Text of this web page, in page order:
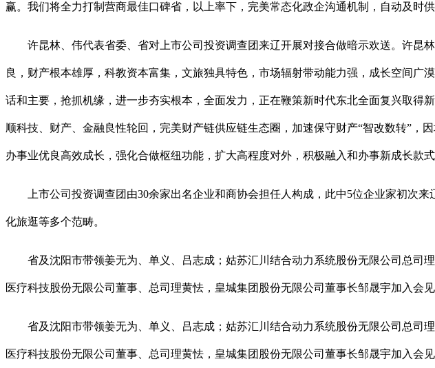
赢。我们将全力打制营商最佳口碑省，以上率下，完美常态化政企沟通机制，自动及时
许昆林、伟代表省委、省对上市公司投资调查团来辽开展对接合做暗示欢送。许昆
良，财产根本雄厚，科教资本富集，文旅独具特色，市场辐射带动能力强，成长空间
话和主要，抢抓机缘，进一步夯实根本，全面发力，正在鞭策新时代东北全面复兴取
顺科技、财产、金融良性轮回，完美财产链供应链生态圈，加速保守财产“智改数转”
办事业优良高效成长，强化合做枢纽功能，扩大高程度对外，积极融入和办事新成长款
上市公司投资调查团由30余家出名企业和商协会担任人构成，此中5位企业家初次来
化旅逛等多个范畴。
省及沈阳市带领姜无为、单义、吕志成；姑苏汇川结合动力系统股份无限公司总司
医疗科技股份无限公司董事、总司理黄怯，皇城集团股份无限公司董事长邹晟宇加入会见
省及沈阳市带领姜无为、单义、吕志成；姑苏汇川结合动力系统股份无限公司总司
医疗科技股份无限公司董事、总司理黄怯，皇城集团股份无限公司董事长邹晟宇加入会见